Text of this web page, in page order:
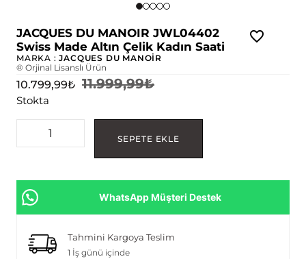
JACQUES DU MANOIR JWL04402
Swiss Made Altın Çelik Kadın Saati
MARKA :JACQUES DU MANOİR
® Orjinal Lisanslı Ürün
11.999,99₺
10.799,99₺
Stokta
SEPETE EKLE
WhatsApp Müşteri Destek
Tahmini Kargoya Teslim
1 İş günü içinde